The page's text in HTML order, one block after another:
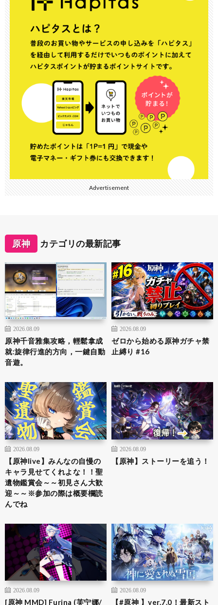
Advertisement
原神 カテゴリの最新記事
2026.08.09
原神千音雅集攻略，輕鬆拿成
就:旋律行進的方向，一鍵自動
音遊。
2026.08.09
ゼロから始める原神ガチャ禁
止縛り #16
2026.08.09
【原神live】みんなの自慢の
キャラ見せてくれよな！！聖
遺物鑑賞会～～初見さん大歓
迎～～※参加の際は概要欄読
んでね
2026.08.09
【原神】ストーリーを追う！
2026.08.09
[原神 MMD] Furina (芙宁娜/
2026.08.09
【#原神 】ver.7.0！最新スト